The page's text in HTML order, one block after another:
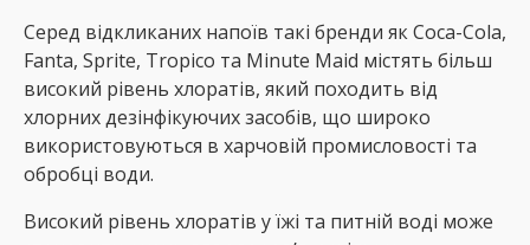
Серед відкликаних напоїв такі бренди як Coca-Cola,
Fanta, Sprite, Tropico та Minute Maid містять більш
високий рівень хлоратів, який походить від
хлорних дезінфікуючих засобів, що широко
використовуються в харчовій промисловості та
обробці води.
Високий рівень хлоратів у їжі та питній воді може